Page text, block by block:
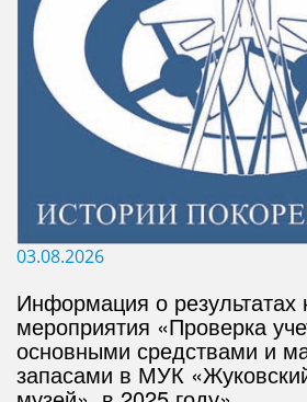
03.08.2026
Информация о результатах
мероприятия «Проверка
основными средствами и
запасами в МУК